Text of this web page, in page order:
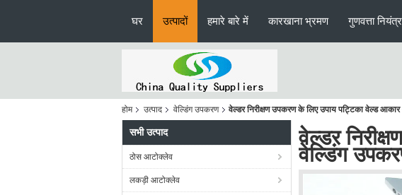
घर उत्पादों हमारे बारे में कारखाना भ्रमण गुणवत्ता
होम उत्पाद वेल्डिंग उपकरण वेल्डर निरीक्षण उपकरण के लिए उपाय पट्टिका वेल्ड
सभी उत्पाद
ठोस आटोक्लेव
लकड़ी आटोक्लेव
वेल्डर
वेल्डिंग